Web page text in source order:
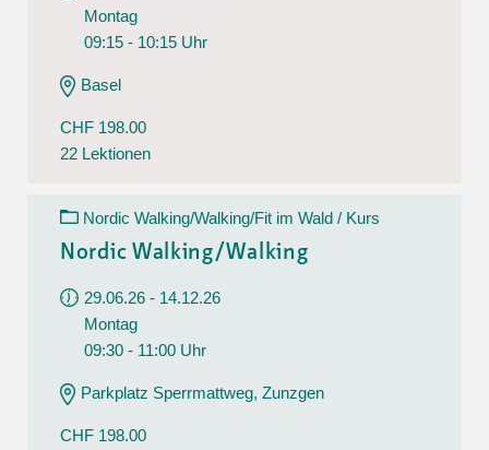
Montag
09:15 - 10:15 Uhr
Basel
CHF 198.00
22 Lektionen
Nordic Walking/Walking/Fit im Wald / Kurs
Nordic Walking/Walking
29.06.26 - 14.12.26
Montag
09:30 - 11:00 Uhr
Parkplatz Sperrmattweg, Zunzgen
CHF 198.00